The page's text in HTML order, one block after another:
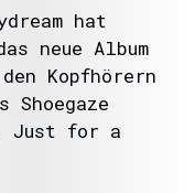
hat
neue Album
Kopfhörern
Shoegaze
Just for a